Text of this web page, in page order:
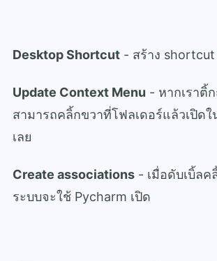
Desktop Shortcut - สร้าง
Update Context Menu - หากเราติ้
สามารถคลิ้กขวาที่โฟลเดอร์แล้วเปิดใ
เลย
Create associations - เมื่อดับเบิ้ลค
ระบบจะใช้ Pycharm เปิด